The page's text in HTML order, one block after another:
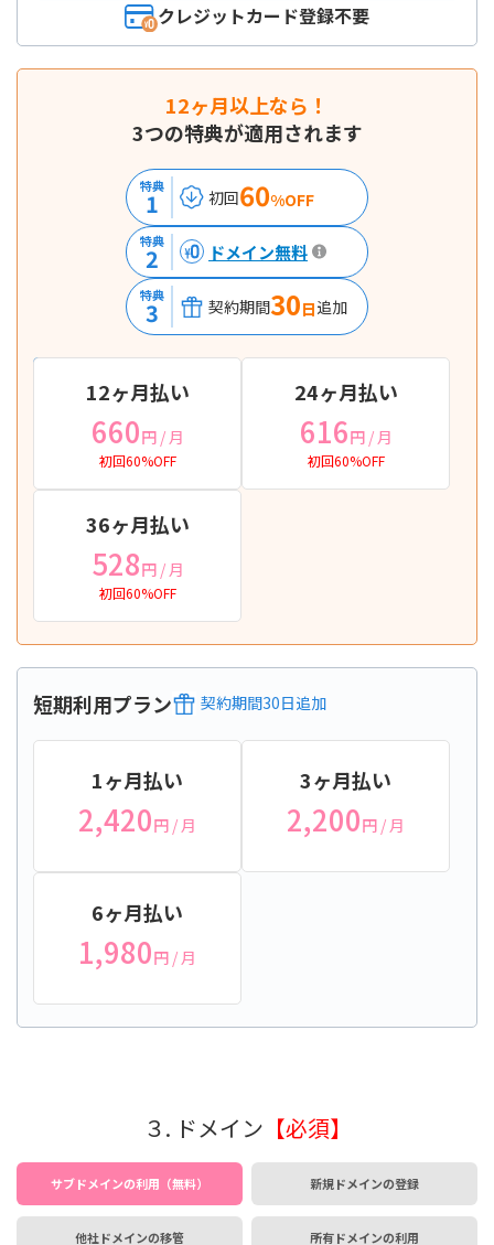
クレジットカード登録不要
12ヶ月以上なら！
3つの特典が適用されます
特典
1 初回60%OFF
特典
2 ドメイン無料
特典
3 契約期間30日追加
12ヶ月払い
660円/ 月
初回60%OFF
24ヶ月払い
616円/ 月
初回60%OFF
36ヶ月払い
528円/ 月
初回60%OFF
短期利用プラン 契約期間30日追加
1ヶ月払い
2,420円 / 月
3ヶ月払い
2,200円 / 月
6ヶ月払い
1,980円 / 月
３. ドメイン 【必須】
サブドメインの利用（無料） 新規ドメインの登録
他社ドメインの移管 所有ドメインの利用